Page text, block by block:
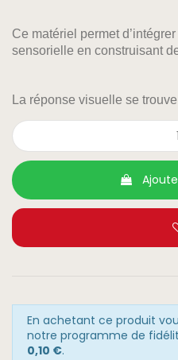
Ce matériel permet
sensorielle en construisant
La réponse visuelle se
En achetant ce produit
notre programme de
0,10 €.